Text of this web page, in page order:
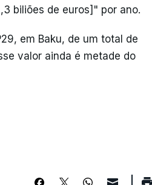
biliões de euros]" por ano.
em Baku, de um total de
valor ainda é metade do